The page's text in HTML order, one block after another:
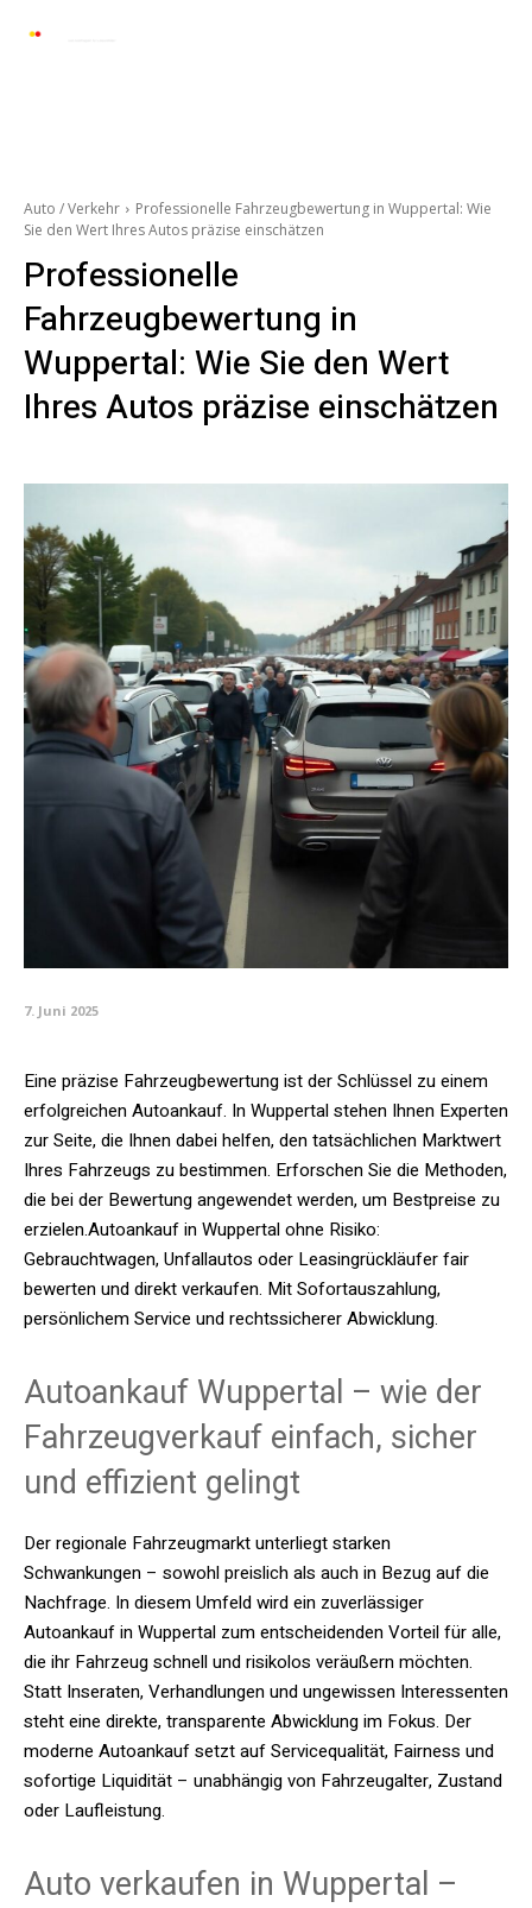
Auto / Verkehr
Professionelle Fahrzeugbewertung in Wuppertal: Wie
Sie den Wert Ihres Autos präzise einschätzen
Professionelle
Fahrzeugbewertung in
Wuppertal: Wie Sie den Wert
Ihres Autos präzise einschätzen
7. Juni 2025
Eine präzise Fahrzeugbewertung ist der Schlüssel zu einem
erfolgreichen Autoankauf. In Wuppertal stehen Ihnen Experten
zur Seite, die Ihnen dabei helfen, den tatsächlichen Marktwert
Ihres Fahrzeugs zu bestimmen. Erforschen Sie die Methoden,
die bei der Bewertung angewendet werden, um Bestpreise zu
erzielen.Autoankauf in Wuppertal ohne Risiko:
Gebrauchtwagen, Unfallautos oder Leasingrückläufer fair
bewerten und direkt verkaufen. Mit Sofortauszahlung,
persönlichem Service und rechtssicherer Abwicklung.
Autoankauf Wuppertal – wie der
Fahrzeugverkauf einfach, sicher
und effizient gelingt
Der regionale Fahrzeugmarkt unterliegt starken
Schwankungen – sowohl preislich als auch in Bezug auf die
Nachfrage. In diesem Umfeld wird ein zuverlässiger
Autoankauf in Wuppertal zum entscheidenden Vorteil für alle,
die ihr Fahrzeug schnell und risikolos veräußern möchten.
Statt Inseraten, Verhandlungen und ungewissen Interessenten
steht eine direkte, transparente Abwicklung im Fokus. Der
moderne Autoankauf setzt auf Servicequalität, Fairness und
sofortige Liquidität – unabhängig von Fahrzeugalter, Zustand
oder Laufleistung.
Auto verkaufen in Wuppertal –